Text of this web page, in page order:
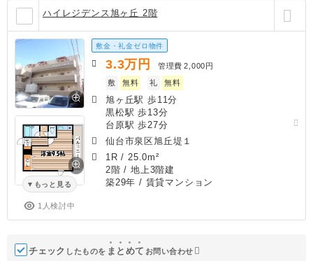
ハイレジデンス旭ヶ丘 2階
もっと見る
1人検討中
敷金・礼金ゼロ物件
3.3万円 管理費 2,000円
敷
無料 礼 無料
旭ヶ丘駅 歩11分
黒松駅 歩13分
台原駅 歩27分
仙台市泉区旭丘堤１
1R / 25.0m²
2階 / 地上3階建
築29年 / 賃貸マンション
チェック したものを ま と めて お問い合わせ